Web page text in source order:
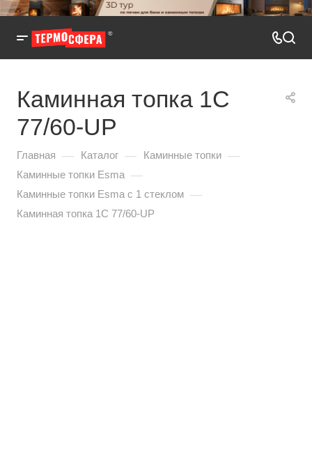
Каминная топка 1C
77/60-UP
Главная — Каталог — Каминные топки —
Каминные топки Esma —
Каминные топки Esma с 1 стеклом —
Каминная топка 1C 77/60-UP